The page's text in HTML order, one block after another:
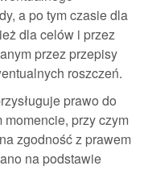
a po tym czasie dla
dla celów i przez
przez przepisy
roszczeń.
prawo do
przy czym
zgodność z prawem
na podstawie